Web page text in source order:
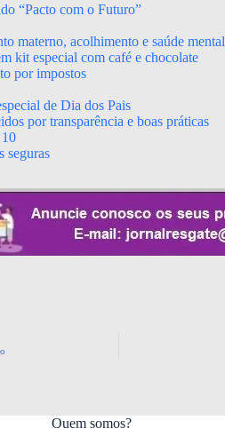
“Pacto com o Futuro”
materno, acolhimento e saúde mental
kit especial com café e chocolate
por impostos
de Dia dos Pais
por transparência e boas práticas
seguras
Quem somos?